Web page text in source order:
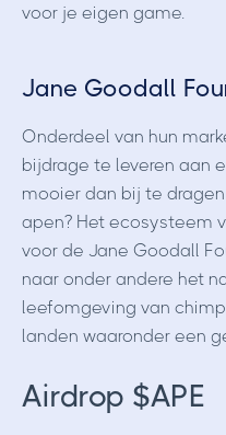
voor je eigen game.
Jane Goodall
Onderdeel van hun
bijdrage te leveren aan
mooier dan bij te
apen? Het ecosysteem
voor de Jane Goodall
naar onder andere het
leefomgeving van
landen waaronder een
Airdrop $APE